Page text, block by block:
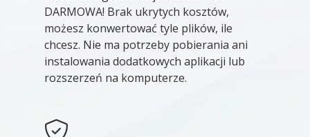
DARMOWA! Brak ukrytych kosztów,
możesz konwertować tyle plików, ile
chcesz. Nie ma potrzeby pobierania ani
instalowania dodatkowych aplikacji lub
rozszerzeń na komputerze.